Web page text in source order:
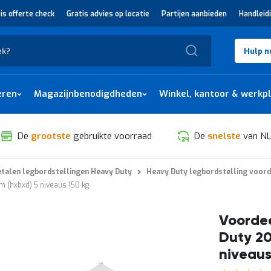
offerte check Gratis advies op locatie Partijen aanbieden
Hulp
Magazijnbenodigdheden Winkel, kantoor &
De grootste gebruikte voorraad De snelste van
legbordstellingen Heavy Duty
Heavy Duty legbordstelling
5 niveaus 150 kg
Duty